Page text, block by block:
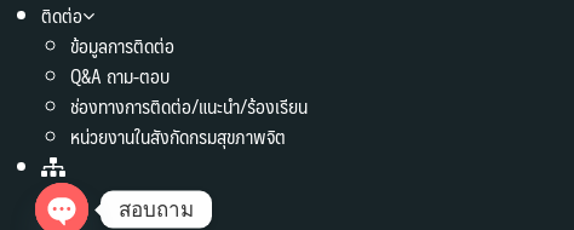
ติดต่อ
ข้อมูลการติดต่อ
Q&A ถาม-ตอบ
ช่องทางการติดต่อ/แนะนำ/ร้องเรียน
หน่วยงานในสังกัดกรมสุขภาพจิต
สอบถาม